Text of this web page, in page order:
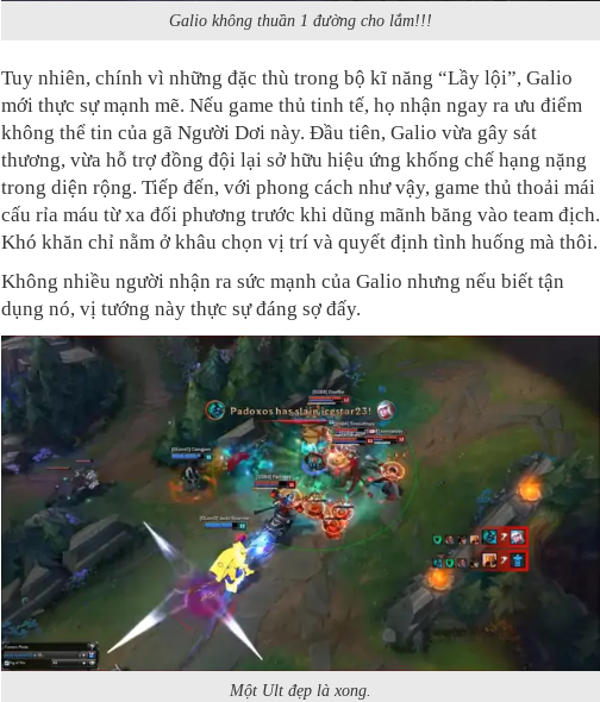
Galio không thuần 1 đường cho lắm!!!
Tuy nhiên, chính vì những đặc thù trong bộ kĩ năng “Lầy lội”, Galio
mới thực sự mạnh mẽ. Nếu game thủ tinh tế, họ nhận ngay ra ưu điểm
không thể tin của gã Người Dơi này. Đầu tiên, Galio vừa gây sát
thương, vừa hỗ trợ đồng đội lại sở hữu hiệu ứng khống chế hạng nặng
trong diện rộng. Tiếp đến, với phong cách như vậy, game thủ thoải mái
cấu rỉa máu từ xa đối phương trước khi dũng mãnh băng vào team địch.
Khó khăn chỉ nằm ở khâu chọn vị trí và quyết định tình huống mà thôi.
Không nhiều người nhận ra sức mạnh của Galio nhưng nếu biết tận
dụng nó, vị tướng này thực sự đáng sợ đấy.
Một Ult đẹp là xong.